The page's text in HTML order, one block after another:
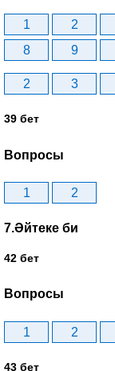
1 2
8
9
2 3
39 бет
Вопросы
1 2
7.Әйтеке би
42 бет
Вопросы
1 2
43 бет